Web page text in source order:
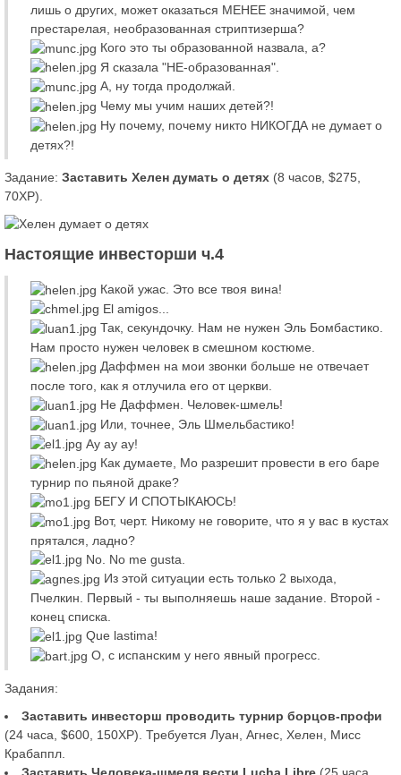
лишь о других, может оказаться МЕНЕЕ значимой, чем
престарелая, необразованная стриптизерша?
Кого это ты образованной назвала, а?
Я сказала "НЕ-образованная".
А, ну тогда продолжай.
Чему мы учим наших детей?!
Ну почему, почему никто НИКОГДА не думает о
детях?!
Задание: Заставить Хелен думать о детях (8 часов, $275,
70XP).
Настоящие инвесторши ч.4
Какой ужас. Это все твоя вина!
El amigos...
Так, секундочку. Нам не нужен Эль Бомбастико.
Нам просто нужен человек в смешном костюме.
Даффмен на мои звонки больше не отвечает
после того, как я отлучила его от церкви.
Не Даффмен. Человек-шмель!
Или, точнее, Эль Шмельбастико!
Ау ау ау!
Как думаете, Мо разрешит провести в его баре
турнир по пьяной драке?
БЕГУ И СПОТЫКАЮСЬ!
Вот, черт. Никому не говорите, что я у вас в кустах
прятался, ладно?
No. No me gusta.
Из этой ситуации есть только 2 выхода,
Пчелкин. Первый - ты выполняешь наше задание. Второй -
конец списка.
Que lastima!
О, с испанским у него явный прогресс.
Задания:
Заставить инвесторш проводить турнир борцов-профи
(24 часа, $600, 150XP). Требуется Луан, Агнес, Хелен, Мисс
Крабаппл.